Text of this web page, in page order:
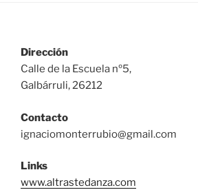
Dirección
Calle de la Escuela nº5,
Galbárruli, 26212
Contacto
ignaciomonterrubio@gmail.com
Links
www.altrastedanza.com